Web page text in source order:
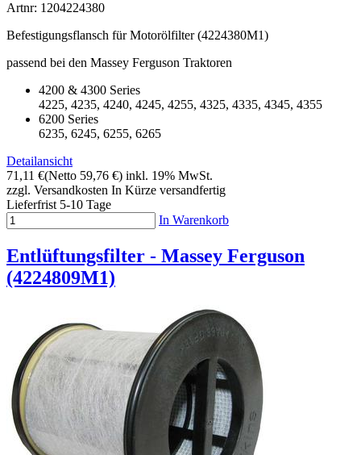
Artnr: 1204224380
Befestigungsflansch für Motorölfilter (4224380M1)
passend bei den Massey Ferguson Traktoren
4200 & 4300 Series
4225, 4235, 4240, 4245, 4255, 4325, 4335, 4345, 4355
6200 Series
6235, 6245, 6255, 6265
Detailansicht
71,11 €(Netto 59,76 €) inkl. 19% MwSt.
zzgl. Versandkosten In Kürze versandfertig
Lieferfrist 5-10 Tage
In Warenkorb
Entlüftungsfilter - Massey Ferguson
(4224809M1)